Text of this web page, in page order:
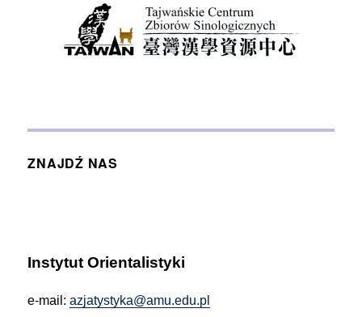
ZNAJDŹ NAS
Instytut Orientalistyki
e-mail:azjatystyka@amu.edu.pl